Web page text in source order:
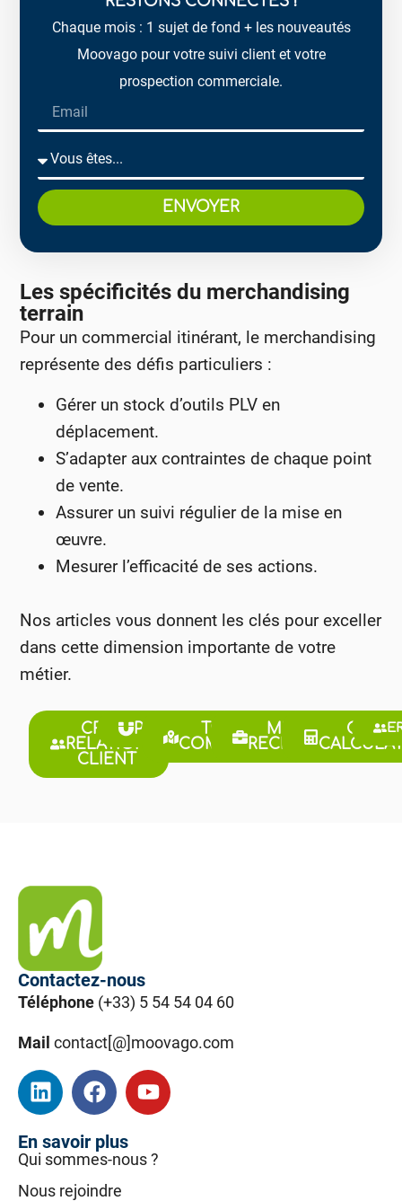
CRM &
RELATION
CLIENT
PROSPECTION
TOURNÉE
COMMERCIALE
MÉTIERS &
RECRUTEMENT
Chaque mois : 1 sujet de fond + les nouveautés
Moovago pour votre suivi client et votre
prospection commerciale.
ENVOYER
Les spécificités du merchandising
terrain
Pour un commercial itinérant, le merchandising
représente des défis particuliers :
Gérer un stock d’outils PLV en
déplacement.
S’adapter aux contraintes de chaque point
de vente.
Assurer un suivi régulier de la mise en
œuvre.
Mesurer l’efficacité de ses actions.
Nos articles vous donnent les clés pour exceller
dans cette dimension importante de votre
métier.
Contactez-nous
Téléphone (+33) 5 54 54 04 60
Mail contact[@]moovago.com
En savoir plus
Qui sommes-nous ?
Nous rejoindre